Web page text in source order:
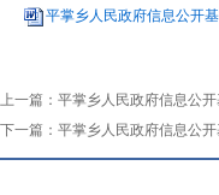
平掌乡人民政府信息公开
上一篇： 平掌乡人民政府信息公
下一篇： 平掌乡人民政府信息公